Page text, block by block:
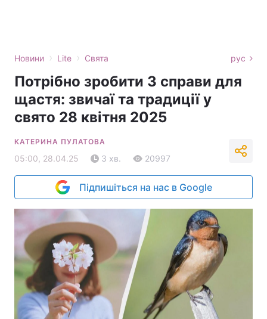
Новини › Lite › Свята рус
Потрібно зробити 3 справи для
щастя: звичаї та традиції у
свято 28 квітня 2025
КАТЕРИНА ПУЛАТОВА
05:00, 28.04.25 3 хв. 20997
Підпишіться на нас в Google